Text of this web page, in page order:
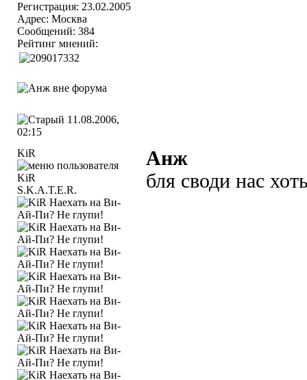
Регистрация: 23.02.2005
Адрес: Москва
Сообщений: 384
Рейтинг мнений:
11.08.2006,
02:15
KiR
S.K.A.T.E.R.
Анж
бля своди нас